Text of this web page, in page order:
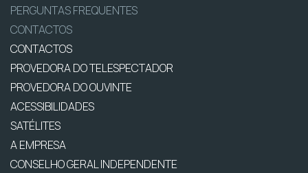
PERGUNTAS FREQUENTES
CONTACTOS
CONTACTOS
PROVEDORA DO TELESPECTADOR
PROVEDORA DO OUVINTE
ACESSIBILIDADES
SATÉLITES
A EMPRESA
CONSELHO GERAL INDEPENDENTE